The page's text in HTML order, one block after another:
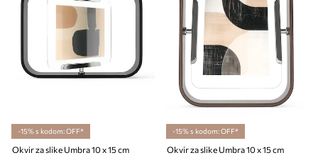
-15% s kodom: OFF*
Okvir za slike Umbra 10 x 15 cm
-15% s kodom: OFF*
Okvir za slike Umbra 10 x 15 cm